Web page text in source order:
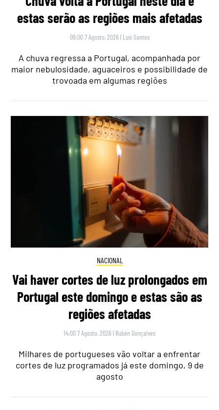
estas serão as regiões mais afetadas
09:00 7 Agosto, 2026 | Luís Santos
A chuva regressa a Portugal, acompanhada por
maior nebulosidade, aguaceiros e possibilidade de
trovoada em algumas regiões
NACIONAL
Vai haver cortes de luz prolongados em
Portugal este domingo e estas são as
regiões afetadas
14:00 7 Agosto, 2026 | Rubén Gonçalves
Milhares de portugueses vão voltar a enfrentar
cortes de luz programados já este domingo, 9 de
agosto